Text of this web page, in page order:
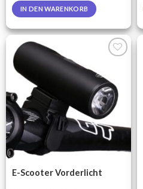
IN DEN WARENKORB
Wunschliste
E-Scooter Vorderlicht